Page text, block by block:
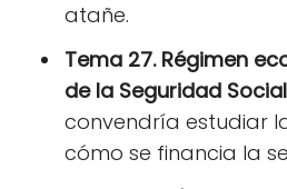
atañe.
Tema 27. Régimen
de la Seguridad
convendría estudiar
cómo se financia la